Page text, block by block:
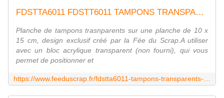
FDSTTA6011 FDSTT6011 TAMPONS TRANSPARENTS A6 ENVELOPPES FEE DU SCRAP
Planche de tampons trasnparents sur une planche de 10 x
15 cm, design exclusif créé par la Fée du Scrap.A utiliser
avec un bloc acrylique transparent (non fourni), qui vous
permet de positionner et